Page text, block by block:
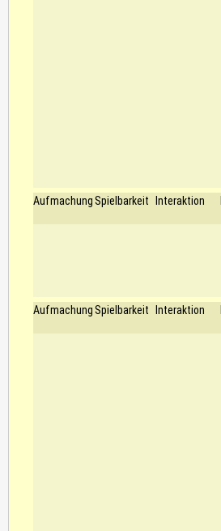
Aufmachung Spielbarkeit Interaktion
Aufmachung Spielbarkeit Interaktion